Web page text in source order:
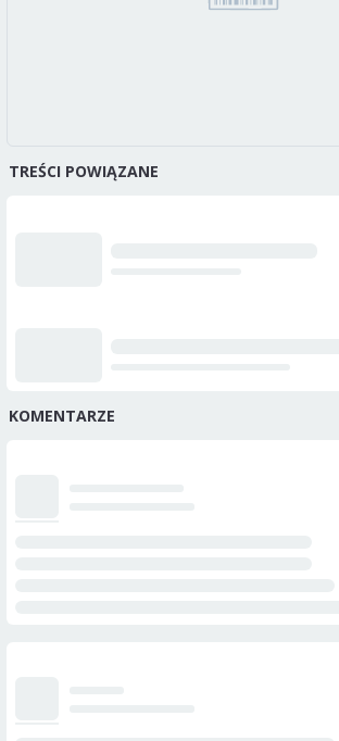
TREŚCI POWIĄZANE
KOMENTARZE